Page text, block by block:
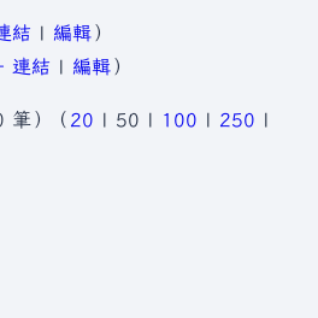
結 | 編輯）
連結 | 編輯）
筆 ）（ 20 | 50 | 100 | 250 |